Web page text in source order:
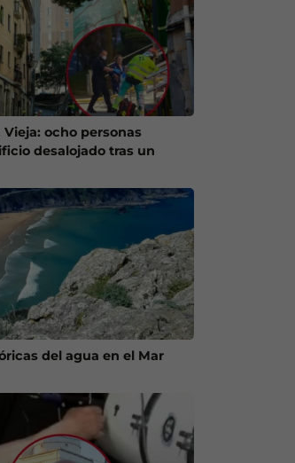
ocho personas
desalojado tras un
del agua en el Mar